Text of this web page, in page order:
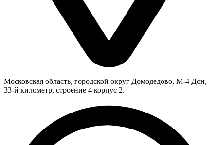
Московская область, городской округ Домодедово, М-4 Дон,
33-й километр, строение 4 корпус 2.